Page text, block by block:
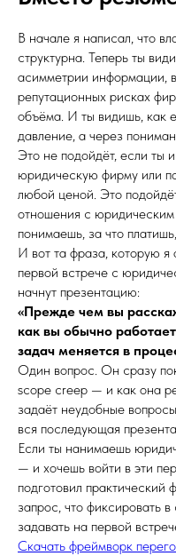
В начале я написал, что
структурна. Теперь ты
асимметрии информации,
репутационных рисках
объёма. И ты видишь, как
давление, а через
Это не подойдёт, если ты
юридическую фирму или
любой ценой. Это
отношения с юридическим
понимаешь, за что
И вот та фраза, которую
первой встрече с
начнут презентацию:
«Прежде чем вы
как вы обычно
задач меняется в
Один вопрос. Он сразу
scope creep — и как она
задаёт неудобные
вся последующая
Если ты нанимаешь
— и хочешь войти в эти
подготовил практический
запрос, что фиксировать
задавать на первой
Скачать фреймворк